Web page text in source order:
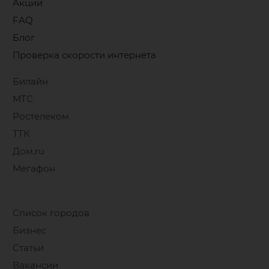
Акции
FAQ
Блог
Проверка скорости интернета
Билайн
МТС
Ростелеком
ТТК
Дом.ru
Мегафон
Список городов
Бизнес
Статьи
Вакансии